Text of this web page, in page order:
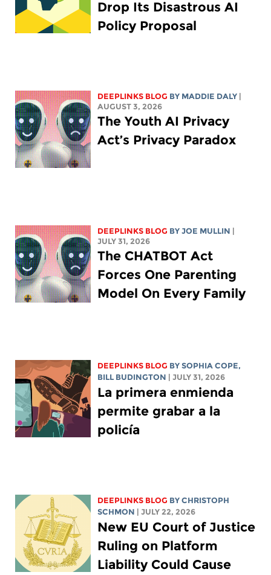
Drop Its Disastrous AI
Policy Proposal
DEEPLINKS BLOG BY MADDIE DALY
AUGUST 3, 2026
The Youth AI Privacy
Act’s Privacy Paradox
DEEPLINKS BLOG BYJOE MULLIN
JULY 31, 2026
The CHATBOT Act
Forces One Parenting
Model On Every Family
DEEPLINKS BLOG BYSOPHIA COPE,
BILL BUDINGTON
| JULY 31, 2026
La primera enmienda
permite grabar a la
policía
DEEPLINKS BLOG BYCHRISTOPH
SCHMON
| JULY 22, 2026
New EU Court of Justice
Ruling on Platform
Liability Could Cause